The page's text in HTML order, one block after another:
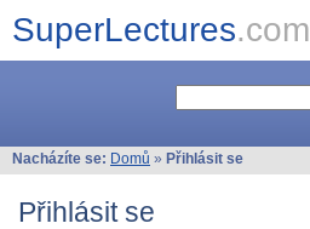
SuperLectures.com
Nacházíte se: Domů » Přihlásit se
Přihlásit se